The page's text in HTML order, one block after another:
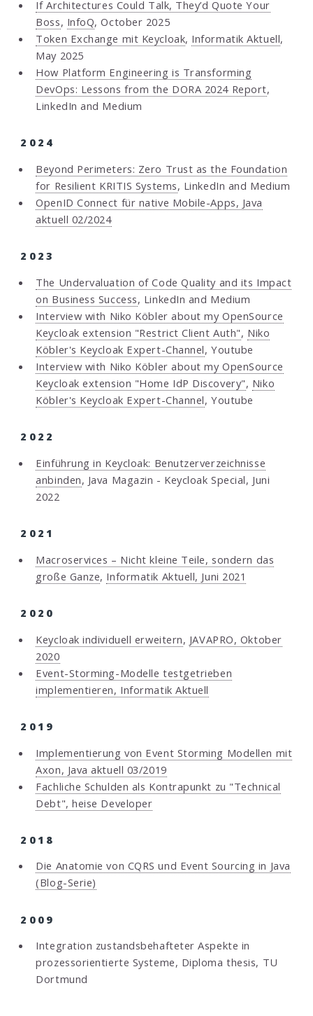
If Architectures Could Talk, They’d Quote Your
Boss, InfoQ, October 2025
Token Exchange mit Keycloak, Informatik Aktuell,
May 2025
How Platform Engineering is Transforming
DevOps: Lessons from the DORA 2024 Report,
LinkedIn and Medium
2024
Beyond Perimeters: Zero Trust as the Foundation
for Resilient KRITIS Systems, LinkedIn and Medium
OpenID Connect für native Mobile-Apps, Java
aktuell 02/2024
2023
The Undervaluation of Code Quality and its Impact
on Business Success, LinkedIn and Medium
Interview with Niko Köbler about my OpenSource
Keycloak extension "Restrict Client Auth", Niko
Köbler's Keycloak Expert-Channel, Youtube
Interview with Niko Köbler about my OpenSource
Keycloak extension "Home IdP Discovery", Niko
Köbler's Keycloak Expert-Channel, Youtube
2022
Einführung in Keycloak: Benutzerverzeichnisse
anbinden, Java Magazin - Keycloak Special, Juni
2022
2021
Macroservices – Nicht kleine Teile, sondern das
große Ganze, Informatik Aktuell, Juni 2021
2020
Keycloak individuell erweitern, JAVAPRO, Oktober
2020
Event-Storming-Modelle testgetrieben
implementieren, Informatik Aktuell
2019
Implementierung von Event Storming Modellen mit
Axon, Java aktuell 03/2019
Fachliche Schulden als Kontrapunkt zu "Technical
Debt", heise Developer
2018
Die Anatomie von CQRS und Event Sourcing in Java
(Blog-Serie)
2009
Integration zustandsbehafteter Aspekte in
prozessorientierte Systeme, Diploma thesis, TU
Dortmund